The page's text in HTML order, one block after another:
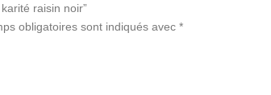
raisin noir”
obligatoires sont indiqués avec*